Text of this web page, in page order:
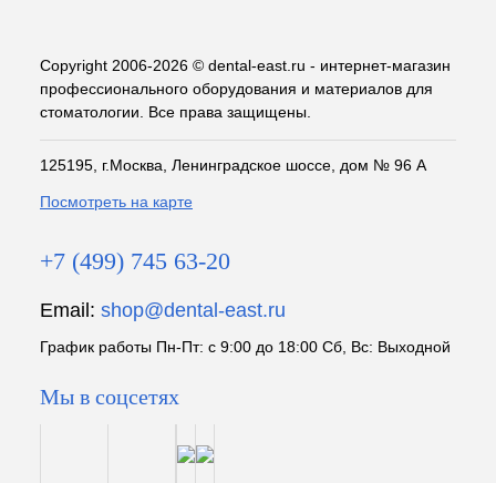
Copyright 2006-2026 © dental-east.ru - интернет-магазин
профессионального оборудования и материалов для
стоматологии. Все права защищены.
125195, г.Москва, Ленинградское шоссе, дом № 96 А
Посмотреть на карте
+7 (499) 745 63-20
Email: shop@dental-east.ru
График работы Пн-Пт: с 9:00 до 18:00 Сб, Вс: Выходной
Мы в соцсетях